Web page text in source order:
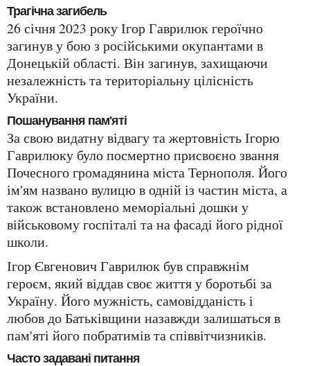
Трагічна загибель
26 січня 2023 року Ігор Гаврилюк героїчно
загинув у бою з російськими окупантами в
Донецькій області. Він загинув, захищаючи
незалежність та територіальну цілісність
України.
Пошанування пам'яті
За свою видатну відвагу та жертовність Ігорю
Гаврилюку було посмертно присвоєно звання
Почесного громадянина міста Тернополя. Його
ім'ям названо вулицю в одній із частин міста, а
також встановлено меморіальні дошки у
військовому госпіталі та на фасаді його рідної
школи.
Ігор Євгенович Гаврилюк був справжнім
героєм, який віддав своє життя у боротьбі за
Україну. Його мужність, самовідданість і
любов до Батьківщини назавжди залишаться в
пам'яті його побратимів та співвітчизників.
Часто задавані питання